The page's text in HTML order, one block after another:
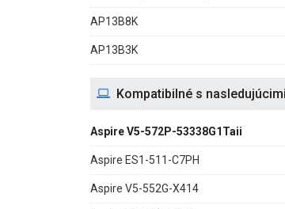
AP13B8K
AP13B3K
Kompatibilné s
Aspire V5-572P-53338G1Taii
Aspire ES1-511-C7PH
Aspire V5-552G-X414